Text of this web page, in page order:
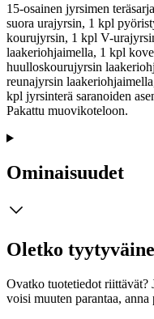
15-osainen jyrsimen
suora urajyrsin, 1 kpl
kourujyrsin, 1 kpl V-
laakeriohjaimella, 1 kpl
huulloskourujyrsin
reunajyrsin
kpl jyrsinterä saranoiden
Pakattu muovikoteloon.
Ominaisuudet
Oletko
Ovatko tuotetiedot riittävät?
voisi muuten parantaa, anna